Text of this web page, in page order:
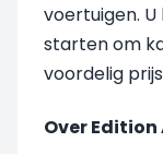
voertuigen.
starten om
voordelig
Over